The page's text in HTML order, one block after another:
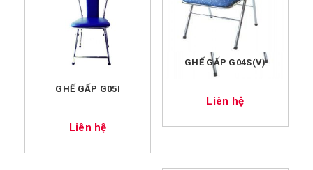
GHẾ GẤP G04S(V)
Liên hệ
GHẾ GẤP G05I
Liên hệ